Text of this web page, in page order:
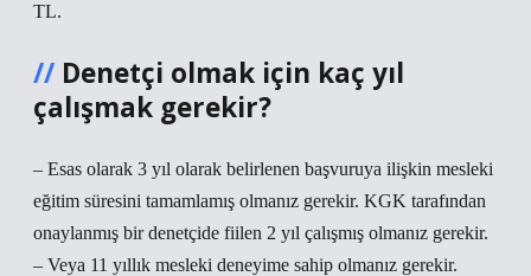
TL.
Denetçi olmak için kaç yıl
çalışmak gerekir?
– Esas olarak 3 yıl olarak belirlenen başvuruya ilişkin mesleki
eğitim süresini tamamlamış olmanız gerekir. KGK tarafından
onaylanmış bir denetçide fiilen 2 yıl çalışmış olmanız gerekir.
– Veya 11 yıllık mesleki deneyime sahip olmanız gerekir.